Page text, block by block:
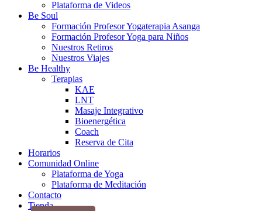
Plataforma de Videos
Be Soul
Formación Profesor Yogaterapia Asanga
Formación Profesor Yoga para Niños
Nuestros Retiros
Nuestros Viajes
Be Healthy
Terapias
KAE
LNT
Masaje Integrativo
Bioenergética
Coach
Reserva de Cita
Horarios
Comunidad Online
Plataforma de Yoga
Plataforma de Meditación
Contacto
Tienda